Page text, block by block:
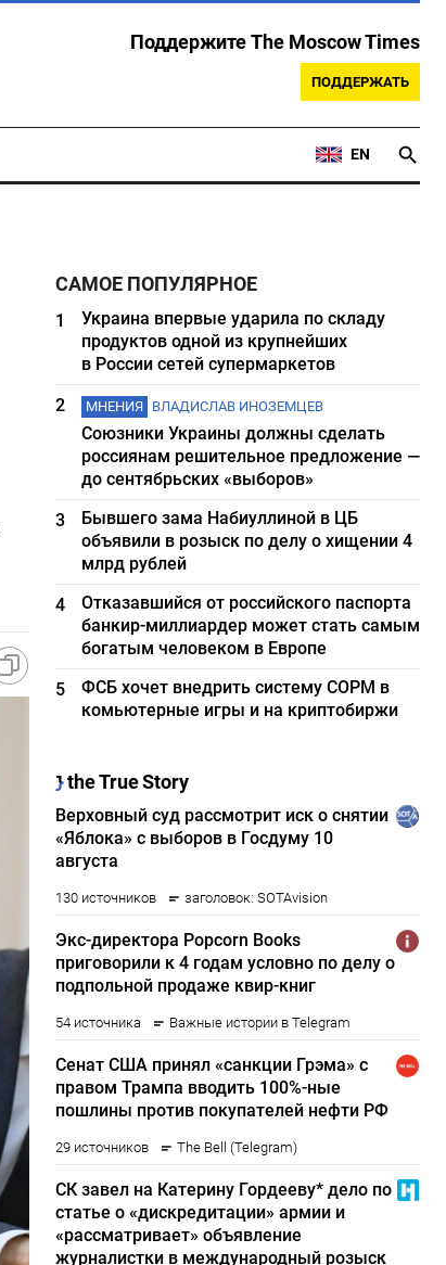
Поддержите The Moscow Times
ПОДДЕРЖАТЬ
EN
САМОЕ ПОПУЛЯРНОЕ
1
Украина впервые ударила по складу
продуктов одной из крупнейших
в России сетей супермаркетов
2
МНЕНИЯ ВЛАДИСЛАВ ИНОЗЕМЦЕВ
Союзники Украины должны сделать
россиянам решительное предложение —
до сентябрьских «выборов»
3
Бывшего зама Набиуллиной в ЦБ
объявили в розыск по делу о хищении 4
млрд рублей
4
Отказавшийся от российского паспорта
банкир-миллиардер может стать самым
богатым человеком в Европе
5
ФСБ хочет внедрить систему СОРМ в
комьютерные игры и на криптобиржи